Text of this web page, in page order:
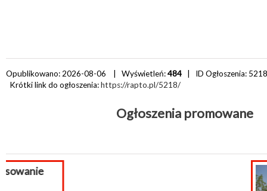
Opublikowano: 2026-08-06 | Wyświetleń:484 | ID Ogłoszenia: 5218
Krótki link do ogłoszenia:https://rapto.pl/5218/
Ogłoszenia promowane